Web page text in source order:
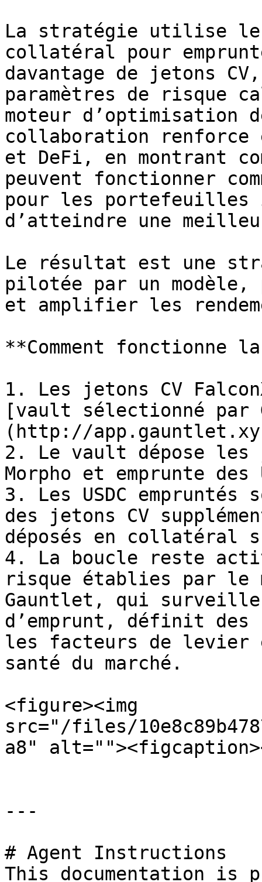
La stratégie utilise les
collatéral pour
davantage de jetons
paramètres de risque
moteur d’optimisation
collaboration renforce
et DeFi, en montrant
peuvent fonctionner
pour les
d’atteindre une
Le résultat est une
pilotée par un modèle,
et amplifier les
**Comment fonctionne
1. Les jetons CV
[vault sélectionné par
(http://
2. Le vault dépose
Morpho et emprunte des
3. Les USDC
des jetons CV
déposés en collatéral
4. La boucle reste
risque établies par le
Gauntlet, qui surveille
d’emprunt, définit des
les facteurs de levier
santé du marché.
<figure><img
src="/files/
a8"
---
# Agent Instructions
This documentation is